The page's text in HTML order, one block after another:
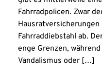
Fahrradpolicen. Zwar
Hausratversicherungen
Fahrraddiebstahl ab.
enge Grenzen,
Vandalismus oder […]